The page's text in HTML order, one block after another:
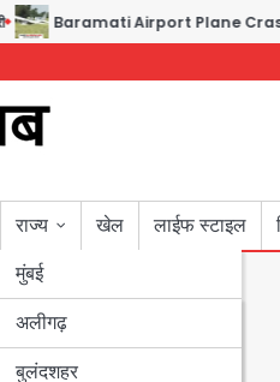
Baramati Airport Plane Crash: रनवे
राज्य
मुंबई
उत्तर प्रदेश
अलीगढ़
बुलंदशहर
बिहार
खेल लाईफ स्टाइल